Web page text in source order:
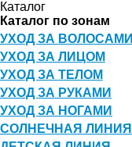
Каталог
Каталог по зонам
УХОД ЗА ВОЛОСАМИ
УХОД ЗА ЛИЦОМ
УХОД ЗА ТЕЛОМ
УХОД ЗА РУКАМИ
УХОД ЗА НОГАМИ
СОЛНЕЧНАЯ ЛИНИЯ